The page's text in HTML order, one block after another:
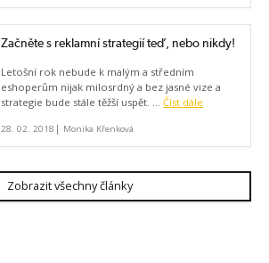
Začněte s reklamní strategií teď, nebo nikdy!
Letošní rok nebude k malým a středním
eshoperům nijak milosrdný a bez jasné vize a
strategie bude stále těžší uspět. ... Číst dále
28. 02. 2018 | Monika Křenková
Zobrazit všechny články